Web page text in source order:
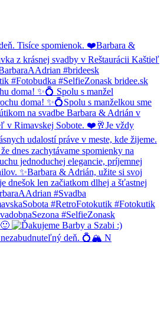
doma! ✨💍 Spolu s manžel
deň. 💍🏔️ N